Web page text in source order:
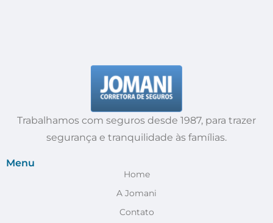
Trabalhamos com seguros desde 1987, para trazer
segurança e tranquilidade às famílias.
Menu
Home
A Jomani
Contato